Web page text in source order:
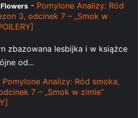
- Pomylone Analizy: Ród
3, odcinek 7 – „Smok w
zbazowana lesbijka i w książce
od...
Pomylone Analizy: Ród smoka,
7 – „Smok w zimie”